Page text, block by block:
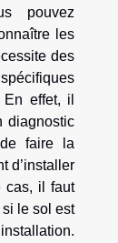
pouvez
les
des
effet, il
diagnostic
faire la
d’installer
cas, il faut
le sol est